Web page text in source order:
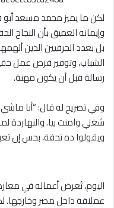
لكن ما يميز محمد مسعد
وإيمانه العميق بأن النجاح
بل بعدد الحرفيين الذين
الشباب، وتوفير فرص عمل
رسالة قبل أن يكون مهنة.
وفي تصريح له قال: “أنا
شغلي وآمنت بيا.
ويقولوا ده تحفة، بحس إن
اليوم، تُعرض أعماله في
عملاقة داخل مصر وخارجها.